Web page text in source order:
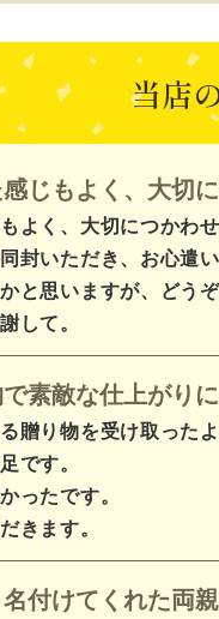
当店
じもよく、大切
よく、大切につかわ
封いただき、お心遣
と思いますが、どう
して。
素敵な仕上がり
贈り物を受け取った
です。
ったです。
きます。
付けてくれた両